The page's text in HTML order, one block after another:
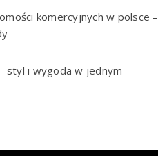
komercyjnych w polsce –
styl i wygoda w jednym